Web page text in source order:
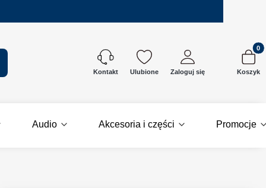
Kontakt Ulubione Zaloguj się Koszyk
Audio Akcesoria i części Promocje